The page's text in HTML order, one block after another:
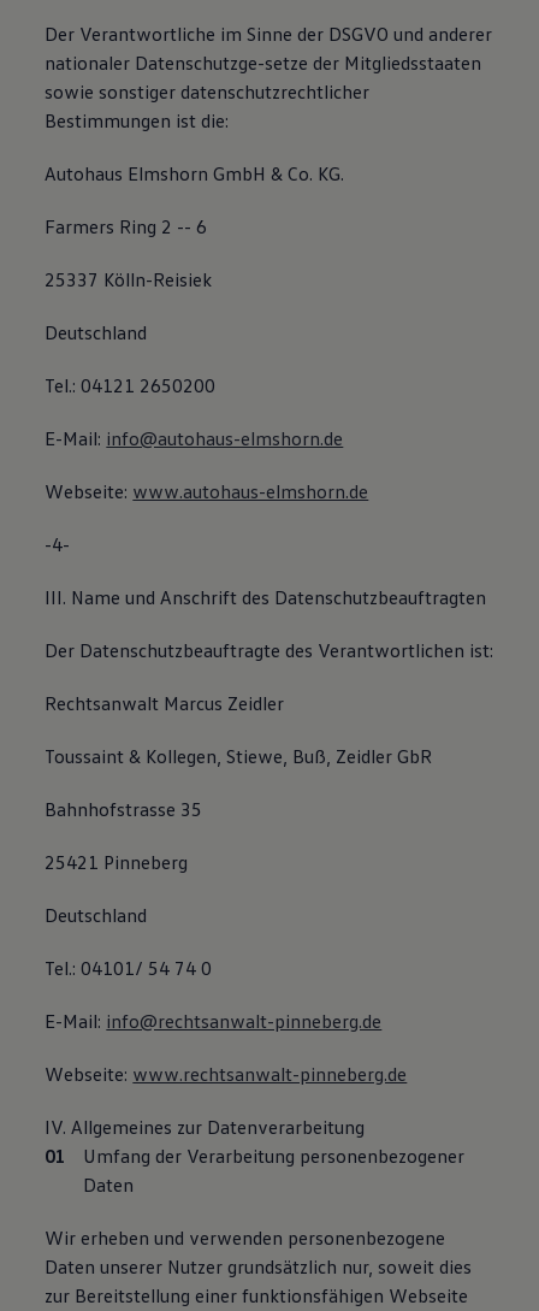
Der Verantwortliche im Sinne der DSGVO und anderer
nationaler Datenschutzge-setze der Mitgliedsstaaten
sowie sonstiger datenschutzrechtlicher
Bestimmungen ist die:
Autohaus Elmshorn GmbH & Co. KG.
Farmers Ring 2 -- 6
25337 Kölln-Reisiek
Deutschland
Tel.: 04121 2650200
E-Mail: info@autohaus-elmshorn.de
Webseite: www.autohaus-elmshorn.de
-4-
III. Name und Anschrift des Datenschutzbeauftragten
Der Datenschutzbeauftragte des Verantwortlichen ist:
Rechtsanwalt Marcus Zeidler
Toussaint & Kollegen, Stiewe, Buß, Zeidler GbR
Bahnhofstrasse 35
25421 Pinneberg
Deutschland
Tel.: 04101/ 54 74 0
E-Mail: info@rechtsanwalt-pinneberg.de
Webseite: www.rechtsanwalt-pinneberg.de
IV. Allgemeines zur Datenverarbeitung
Umfang der Verarbeitung personenbezogener
Daten
Wir erheben und verwenden personenbezogene
Daten unserer Nutzer grundsätzlich nur, soweit dies
zur Bereitstellung einer funktionsfähigen Webseite